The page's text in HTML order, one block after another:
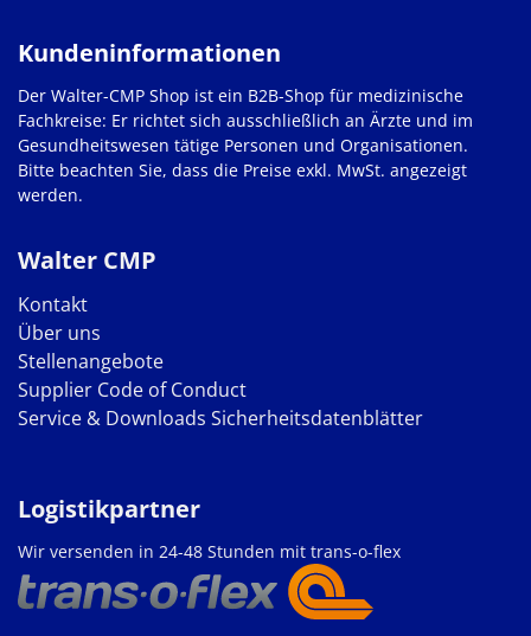
Walter CMP
Kontakt
Über uns
Stellenangebote
Supplier Code of Conduct
Service & Downloads Sicherheitsdatenblätter
Kundeninformationen
Der Walter-CMP Shop ist ein B2B-Shop für medizinische
Fachkreise: Er richtet sich ausschließlich an Ärzte und im
Gesundheitswesen tätige Personen und Organisationen.
Bitte beachten Sie, dass die Preise exkl. MwSt. angezeigt
werden.
Logistikpartner
Wir versenden in 24-48 Stunden mit trans-o-flex